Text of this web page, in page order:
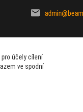
účely cílení
ve spodní